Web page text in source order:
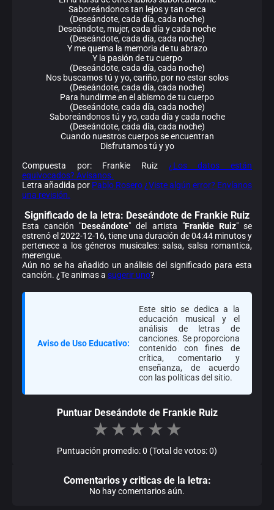
Saboreándonos tan lejos y tan cerca
(Deseándote, cada día, cada noche)
Deseándote, mujer, cada día y cada noche
(Deseándote, cada día, cada noche)
Y me quema la memoria de tu abrazo
Y la pasión de tu cuerpo
(Deseándote, cada día, cada noche)
Nos buscamos tú y yo, cariño, por no estar solos
(Deseándote, cada día, cada noche)
Para hundirme en el abismo de tu cuerpo
(Deseándote, cada día, cada noche)
Saboreándonos tú y yo, cada día y cada noche
(Deseándote, cada día, cada noche)
Cuando nuestros cuerpos se encuentran
Disfrutamos tú y yo
Compuesta por: Frankie Ruiz ¿Los datos están
equivocados? Avísanos.
Letra añadida por Pablo Rosero¿Viste algún error? Envíanos
una revisión.
Significado de la letra: Deseándote de Frankie Ruiz
Esta canción "Deseándote" del artista "Frankie Ruiz" se
estrenó el 2022-12-16, tiene una duración de 04:44 minutos y
pertenece a los géneros musicales: salsa, salsa romantica,
merengue.
Aún no se ha añadido un análisis del significado para esta
canción. ¿Te animas a sugerir uno?
Aviso de Uso Educativo:
Este sitio se dedica a la
educación musical y el
análisis de letras de
canciones. Se proporciona
contenido con fines de
crítica, comentario y
enseñanza, de acuerdo
con las políticas del sitio.
Puntuar Deseándote de Frankie Ruiz
★ ★ ★ ★ ★
Puntuación promedio: 0 (Total de votos: 0)
Comentarios y criticas de la letra:
No hay comentarios aún.